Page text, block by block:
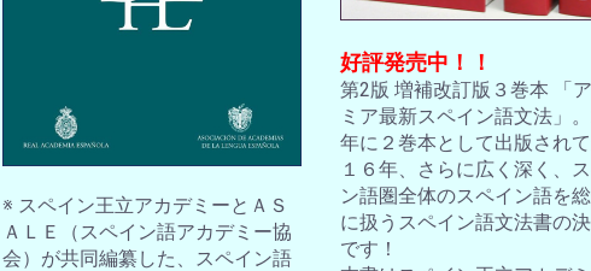
※ スペイン王立アカデミーとＡＳ
ＡＬＥ（スペイン語アカデミー協
会）が共同編纂した、スペイン語
好評発売中！！
第2版 増補改訂版３巻本 「
ミア最新スペイン語文法」
年に２巻本として出版され
１６年、さらに広く深く、
ン語圏全体のスペイン語を
に扱うスペイン語文法書の
です！